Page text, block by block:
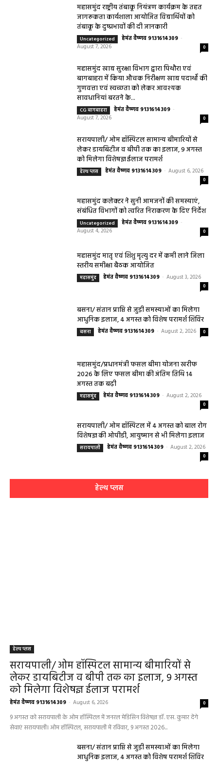
महासमुंद राष्ट्रीय तंबाकू नियंत्रण कार्यक्रम के तहत
जागरूकता कार्यशाला आयोजित विद्यार्थियों को
तंबाकू के दुष्प्रभावों की दी जानकारी
Uncategorized हेमंत वैष्णव 9131614309 -
August 7, 2026
0
महासमुंद खाद्य सुरक्षा विभाग द्वारा पिथौरा एवं
बागबाहरा में किया औचक निरीक्षण खाद्य पदार्थों की
गुणवत्ता एवं स्वच्छता को लेकर आवश्यक
सावधानियां बरतने के...
CG बागबाहरा हेमंत वैष्णव 9131614309 -
August 7, 2026
0
सरायपाली/ ओम हॉस्पिटल सामान्य बीमारियों से
लेकर डायबिटीज व बीपी तक का इलाज, 9 अगस्त
को मिलेगा विशेषज्ञ ईलाज परामर्श
हेल्थ प्लस हेमंत वैष्णव 9131614309 - August 6, 2026
0
महासमुंद कलेक्टर ने सुनी आमजनों की समस्याएं,
संबंधित विभागों को त्वरित निराकरण के दिए निर्देश
Uncategorized हेमंत वैष्णव 9131614309 -
August 4, 2026
0
महासमुंद मातृ एवं शिशु मृत्यु दर में कमी लाने जिला
स्तरीय समीक्षा बैठक आयोजित
महासमुंद हेमंत वैष्णव 9131614309 - August 3, 2026
0
बसना/ संतान प्राप्ति से जुड़ी समस्याओं का मिलेगा
आधुनिक इलाज, 4 अगस्त को विशेष परामर्श शिविर
बसना हेमंत वैष्णव 9131614309 - August 2, 2026 0
महासमुंद/प्रधानमंत्री फसल बीमा योजना खरीफ
2026 के लिए फसल बीमा की अंतिम तिथि 14
अगस्त तक बढ़ी
महासमुंद हेमंत वैष्णव 9131614309 - August 2, 2026
0
सरायपाली/ ओम हॉस्पिटल में 4 अगस्त को बाल रोग
विशेषज्ञ की ओपीडी, आयुष्मान से भी मिलेगा इलाज
सरायपाली हेमंत वैष्णव 9131614309 - August 2, 2026
0
हेल्थ प्लस
हेल्थ प्लस
सरायपाली/ ओम हॉस्पिटल सामान्य बीमारियों से
लेकर डायबिटीज व बीपी तक का इलाज, 9 अगस्त
को मिलेगा विशेषज्ञ ईलाज परामर्श
हेमंत वैष्णव 9131614309 - August 6, 2026 0
9 अगस्त को सरायपाली के ओम हॉस्पिटल में जनरल मेडिसिन विशेषज्ञ डॉ. एस. कुमार देंगे
सेवाएं सरायपाली। ओम हॉस्पिटल, सरायपाली में रविवार, 9 अगस्त 2026...
बसना/ संतान प्राप्ति से जुड़ी समस्याओं का मिलेगा
आधुनिक इलाज, 4 अगस्त को विशेष परामर्श शिविर